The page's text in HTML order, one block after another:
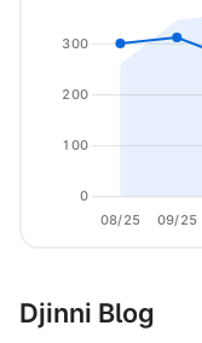
08/25 09/25
0
100
200
300
Djinni Blog